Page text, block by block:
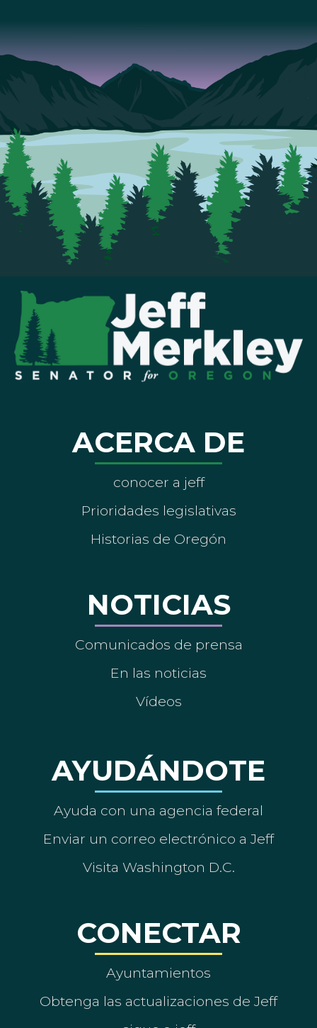
ACERCA DE
conocer a jeff
Prioridades legislativas
Historias de Oregón
NOTICIAS
Comunicados de prensa
En las noticias
Vídeos
AYUDÁNDOTE
Ayuda con una agencia federal
Enviar un correo electrónico a Jeff
Visita Washington D.C.
CONECTAR
Ayuntamientos
Obtenga las actualizaciones de Jeff